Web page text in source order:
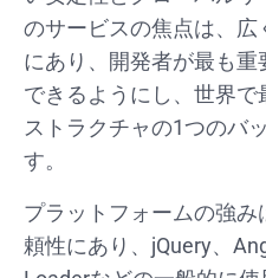
のサービスの焦点は、広
にあり、開発者が最も
できるようにし、世界
ストラクチャの1つのバ
す。
プラットフォームの強
頼性にあり、jQuery、